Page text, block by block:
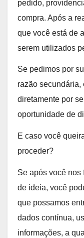
pedido,
compra. Após a
que você está de
serem utilizados
Se pedimos por
razão secundária,
diretamente por
oportunidade de
E caso você
proceder?
Se após você nos
de ideia, você
que possamos
dados contínua,
informações, a